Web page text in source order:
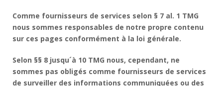
Comme fournisseurs de services selon § 7 al. 1 TMG
nous sommes responsables de notre propre contenu
sur ces pages conformément à la loi générale.
Selon §§ 8 jusqu´à 10 TMG nous, cependant, ne
sommes pas obligés comme fournisseurs de services
de surveiller des informations communiquées ou des